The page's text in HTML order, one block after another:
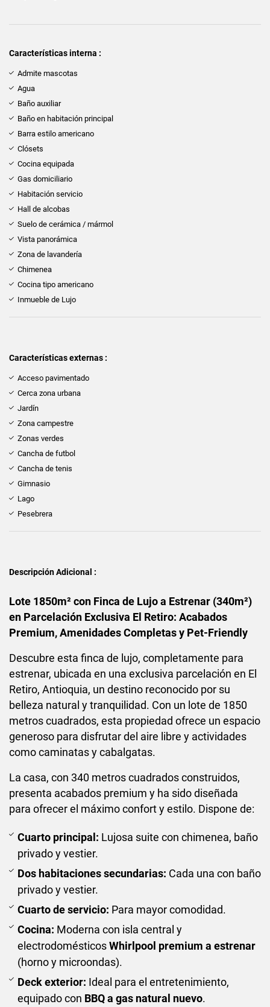
Características interna :
Admite mascotas
Agua
Baño auxiliar
Baño en habitación principal
Barra estilo americano
Clósets
Cocina equipada
Gas domiciliario
Habitación servicio
Hall de alcobas
Suelo de cerámica / mármol
Vista panorámica
Zona de lavandería
Chimenea
Cocina tipo americano
Inmueble de Lujo
Características externas :
Acceso pavimentado
Cerca zona urbana
Jardín
Zona campestre
Zonas verdes
Cancha de futbol
Cancha de tenis
Gimnasio
Lago
Pesebrera
Descripción Adicional :
Lote 1850m² con Finca de Lujo a Estrenar (340m²)
en Parcelación Exclusiva El Retiro: Acabados
Premium, Amenidades Completas y Pet-Friendly
Descubre esta finca de lujo, completamente para
estrenar, ubicada en una exclusiva parcelación en El
Retiro, Antioquia, un destino reconocido por su
belleza natural y tranquilidad. Con un lote de 1850
metros cuadrados, esta propiedad ofrece un espacio
generoso para disfrutar del aire libre y actividades
como caminatas y cabalgatas.
La casa, con 340 metros cuadrados construidos,
presenta acabados premium y ha sido diseñada
para ofrecer el máximo confort y estilo. Dispone de:
Cuarto principal: Lujosa suite con chimenea, baño
privado y vestier.
Dos habitaciones secundarias: Cada una con baño
privado y vestier.
Cuarto de servicio: Para mayor comodidad.
Cocina: Moderna con isla central y
electrodomésticosWhirlpool premium a estrenar
(horno y microondas).
Deck exterior: Ideal para el entretenimiento,
equipado con BBQ a gas natural nuevo.